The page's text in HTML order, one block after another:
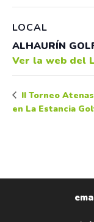
LOCAL
ALHAURÍN
Ver la web del
II Torneo
en La Estancia